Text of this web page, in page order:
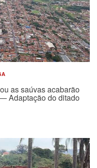
as saúvas acabarão
Adaptação do ditado